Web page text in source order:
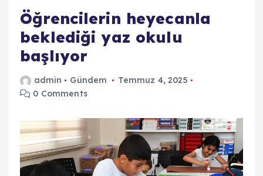
Öğrencilerin heyecanla
beklediği yaz okulu
başlıyor
admin Gündem
Temmuz 4, 2025
0 Comments